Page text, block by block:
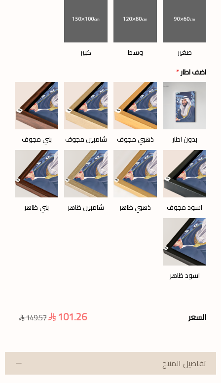
صغير وسط
كبير
اضف اطار*
بدون اطار ذهبي مجوف شامبين مجوف بني مجوف
اسود مجوف ذهبي ظاهر شامبين ظاهر بني ظاهر
اسود ظاهر
السعر 101.26
149.57
تفاصيل المنتج